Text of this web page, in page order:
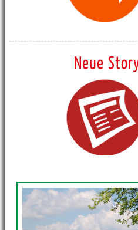
Neue